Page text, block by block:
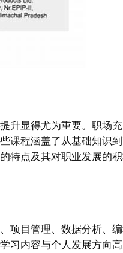
升显得尤为重要。职场
课程涵盖了从基础知识
特点及其对职业发展的积
项目管理、数据分析、
习内容与个人发展方向高